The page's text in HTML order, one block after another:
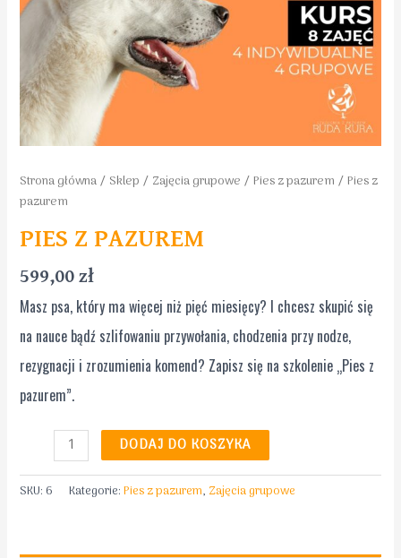
Strona główna/ Sklep / Zajęcia grupowe /Pies z pazurem / Pies z
pazurem
PIES Z PAZUREM
599,00zł
Masz psa, który ma więcej niż pięć miesięcy? I chcesz skupić się
na nauce bądź szlifowaniu przywołania, chodzenia przy nodze,
rezygnacji i zrozumienia komend? Zapisz się na szkolenie „Pies z
pazurem”.
z
pazurem
DODAJ DO KOSZYKA
SKU: 6 Kategorie:Pies z pazurem, Zajęcia grupowe